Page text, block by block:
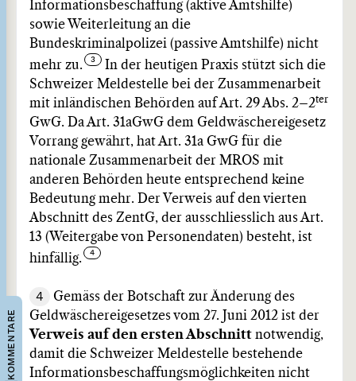
KOMMENTARE
Informationsbeschaffung (aktive Amtshilfe)
sowie Weiterleitung an die
Bundeskriminalpolizei (passive Amtshilfe) nicht
mehr zu.
In der heutigen Praxis stützt sich die
Schweizer Meldestelle bei der Zusammenarbeit
mit inländischen Behörden auf Art. 29 Abs. 2–2ter
GwG. Da Art. 31aGwG dem Geldwäschereigesetz
Vorrang gewährt, hat Art. 31a GwG für die
nationale Zusammenarbeit der MROS mit
anderen Behörden heute entsprechend keine
Bedeutung mehr. Der Verweis auf den vierten
Abschnitt des ZentG, der ausschliesslich aus Art.
13 (Weitergabe von Personendaten) besteht, ist
hinfällig.
4
Gemäss der Botschaft zur Änderung des
Geldwäschereigesetzes vom 27. Juni 2012 ist der
Verweis auf den ersten Abschnitt notwendig,
damit die Schweizer Meldestelle bestehende
Informationsbeschaffungsmöglichkeiten nicht